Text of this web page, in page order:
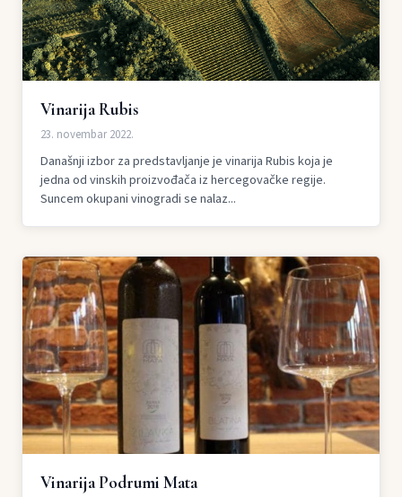
Vinarija Rubis
23. novembar 2022.
Današnji izbor za predstavljanje je vinarija Rubis koja je
jedna od vinskih proizvođača iz hercegovačke regije.
Suncem okupani vinogradi se nalaz...
Vinarija Podrumi Mata